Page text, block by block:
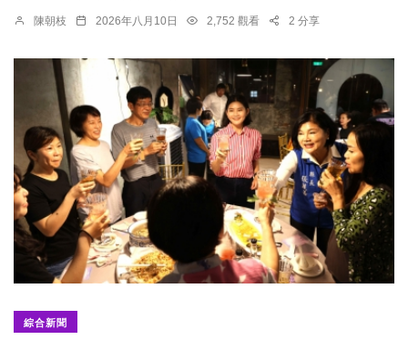
陳朝枝 2026年八月10日 2,752 觀看 2 分享
綜合新聞